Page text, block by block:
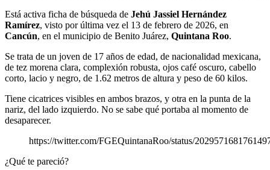
Está activa ficha de búsqueda de Jehú Jassiel Hernández
Ramírez, visto por última vez el 13 de febrero de 2026, en
Cancún, en el municipio de Benito Juárez, Quintana Roo.
Se trata de un joven de 17 años de edad, de nacionalidad mexicana,
de tez morena clara, complexión robusta, ojos café oscuro, cabello
corto, lacio y negro, de 1.62 metros de altura y peso de 60 kilos.
Tiene cicatrices visibles en ambos brazos, y otra en la punta de la
nariz, del lado izquierdo. No se sabe qué portaba al momento de
desaparecer.
https://twitter.com/FGEQuintanaRoo/status/
¿Qué te pareció?